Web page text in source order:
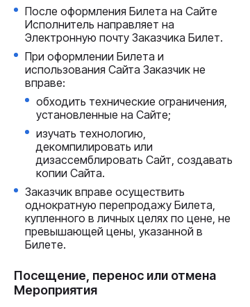
После оформления Билета на Сайте
Исполнитель направляет на
Электронную почту Заказчика Билет.
При оформлении Билета и
использования Сайта Заказчик не
вправе:
обходить технические ограничения,
установленные на Сайте;
изучать технологию,
декомпилировать или
дизассемблировать Сайт, создавать
копии Сайта.
Заказчик вправе осуществить
однократную перепродажу Билета,
купленного в личных целях по цене, не
превышающей цены, указанной в
Билете.
Посещение, перенос или отмена
Мероприятия